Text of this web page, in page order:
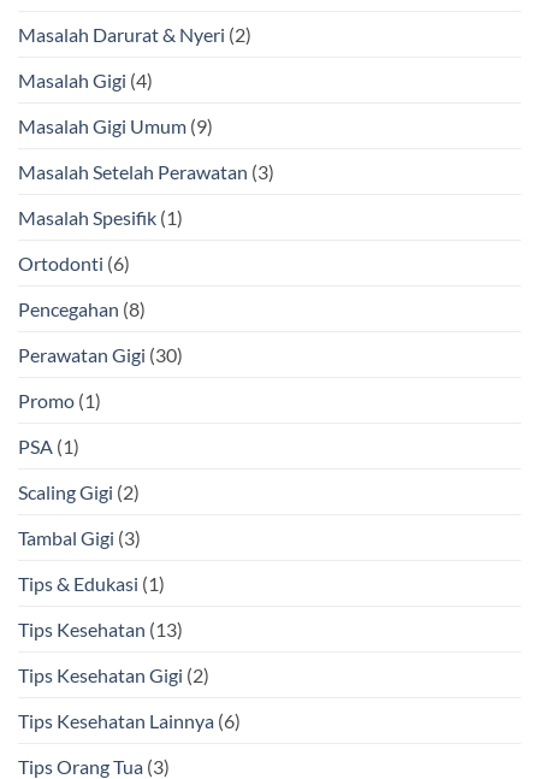
Masalah Darurat & Nyeri (2)
Masalah Gigi (4)
Masalah Gigi Umum (9)
Masalah Setelah Perawatan (3)
Masalah Spesifik (1)
Ortodonti (6)
Pencegahan (8)
Perawatan Gigi (30)
Promo (1)
PSA (1)
Scaling Gigi (2)
Tambal Gigi (3)
Tips & Edukasi (1)
Tips Kesehatan (13)
Tips Kesehatan Gigi (2)
Tips Kesehatan Lainnya (6)
Tips Orang Tua (3)